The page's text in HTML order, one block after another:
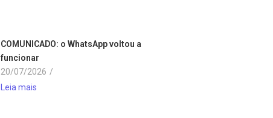
COMUNICADO: o WhatsApp voltou a
funcionar
20/07/2026 /
Leia mais